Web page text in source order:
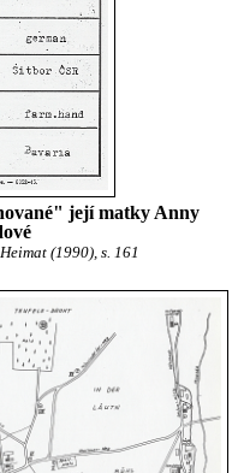
její matky Anny
(1990), s. 161